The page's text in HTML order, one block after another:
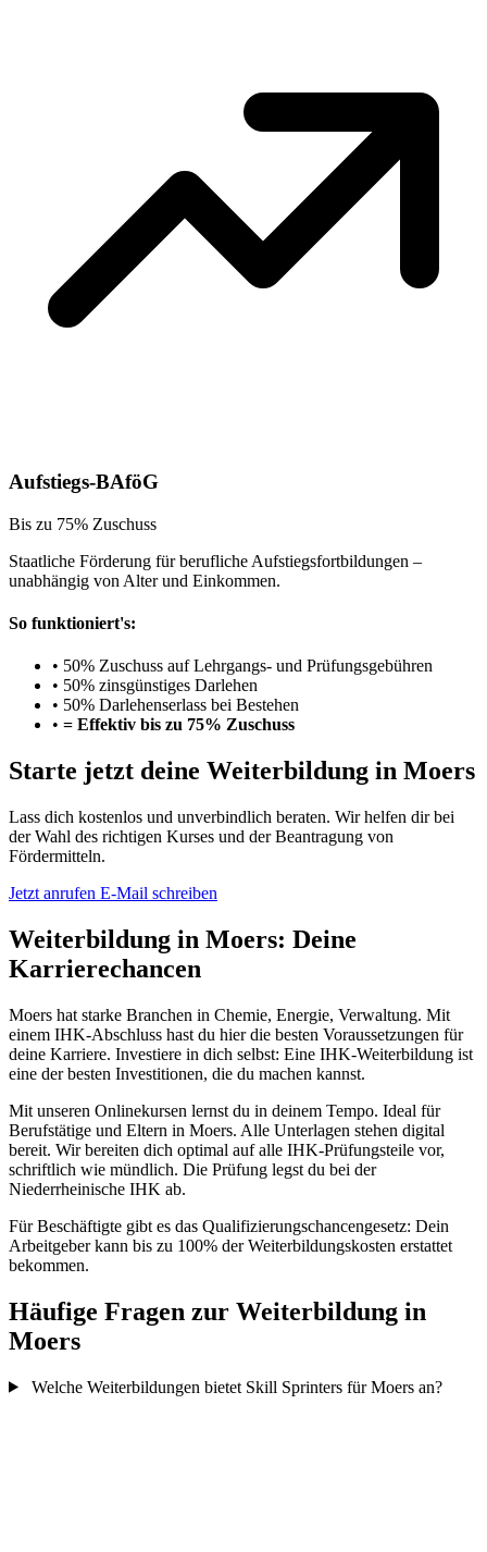
Aufstiegs-BAföG
Bis zu 75% Zuschuss
Staatliche Förderung für berufliche Aufstiegsfortbildungen –
unabhängig von Alter und Einkommen.
So funktioniert's:
• 50% Zuschuss auf Lehrgangs- und Prüfungsgebühren
• 50% zinsgünstiges Darlehen
• 50% Darlehenserlass bei Bestehen
• = Effektiv bis zu 75% Zuschuss
Starte jetzt deine Weiterbildung in Moers
Lass dich kostenlos und unverbindlich beraten. Wir helfen dir bei
der Wahl des richtigen Kurses und der Beantragung von
Fördermitteln.
Jetzt anrufen E-Mail schreiben
Weiterbildung in Moers: Deine
Karrierechancen
Moers hat starke Branchen in Chemie, Energie, Verwaltung. Mit
einem IHK-Abschluss hast du hier die besten Voraussetzungen für
deine Karriere. Investiere in dich selbst: Eine IHK-Weiterbildung ist
eine der besten Investitionen, die du machen kannst.
Mit unseren Onlinekursen lernst du in deinem Tempo. Ideal für
Berufstätige und Eltern in Moers. Alle Unterlagen stehen digital
bereit. Wir bereiten dich optimal auf alle IHK-Prüfungsteile vor,
schriftlich wie mündlich. Die Prüfung legst du bei der
Niederrheinische IHK ab.
Für Beschäftigte gibt es das Qualifizierungschancengesetz: Dein
Arbeitgeber kann bis zu 100% der Weiterbildungskosten erstattet
bekommen.
Häufige Fragen zur Weiterbildung in
Moers
Welche Weiterbildungen bietet Skill Sprinters für Moers an?